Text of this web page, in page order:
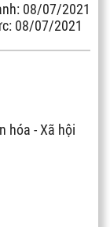
08/07/2021
08/07/2021
hóa - Xã hội